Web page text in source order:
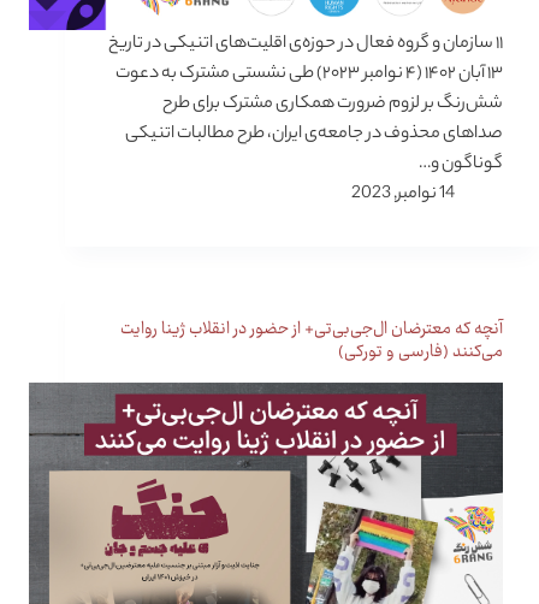
۱۱ سازمان و گروه فعال در حوزه‌ی اقلیت‌های اتنیکی در تاریخ
۱۳ آبان ۱۴۰۲ (۴ نوامبر ۲۰۲۳) طی نشستی مشترک به دعوت
شش‌رنگ بر لزوم ضرورت همکاری مشترک برای طرح
صداهای محذوف در جامعه‌ی ایران، طرح مطالبات اتنیکی
گوناگون و…
14 نوامبر, 2023
آنچه که معترضان ال‌جی‌بی‌تی+ از حضور در انقلاب ژینا روایت
می‌کنند (فارسی و تورکی)